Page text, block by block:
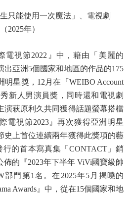
只能使用一次魔法」、 電視劇
（2025年）
電視節2022』中，藉由
「美麗的
出亞洲5個國家和地區的作品的175
明星獎， 12月在『WEIBO Account
秀新人男演員獎，同時還和電視劇
演萩原利久共同獲得話題螢幕搭檔
電視節2023』再次獲得亞洲明星
史上首位連續兩年獲得此獎項的藝
行的首本寫真集「CONTACT」銷
佈的『2023年下半年 ViVi國寶級帥
部門第1名。在2025年5月揭曉的
Awards』中，從在15個國家和地